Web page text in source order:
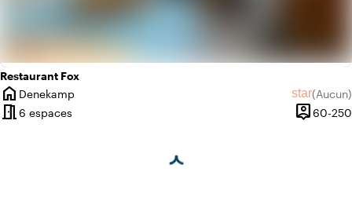
Restaurant Fox
home
Ville
Denekamp star(Aucun)
Aucun
meeting_room6 espaces person_pin
Capacité
60-250